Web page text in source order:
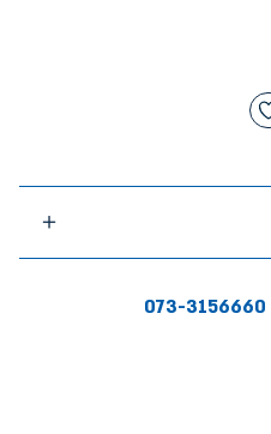
073-3156660